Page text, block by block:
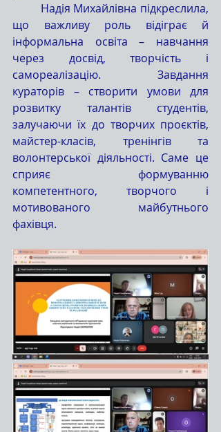
що важливу роль відіграє й
інформальна освіта – навчання
через досвід, творчість і
самореалізацію. Завдання
кураторів – створити умови для
розвитку талантів студентів,
залучаючи їх до творчих проєктів,
майстер-класів, тренінгів та
волонтерської діяльності. Саме це
сприяє формуванню
компетентного, творчого і
мотивованого майбутнього
фахівця.